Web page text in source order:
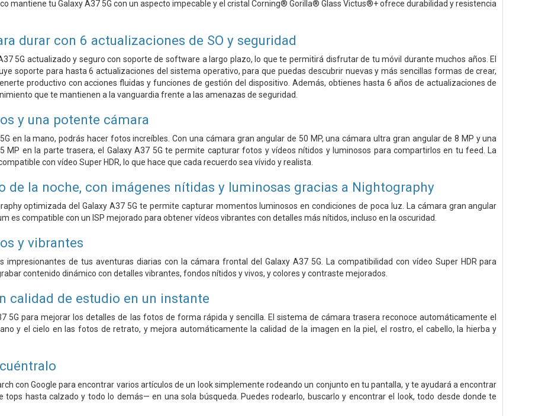
mantiene tu Galaxy A37 5G con un aspecto impecable y el cristal Corning® Gorilla® Glass Victus®+ ofrece durabilidad y resistencia
durar con 6 actualizaciones de SO y seguridad
5G actualizado y seguro con soporte de software a largo plazo, lo que te permitirá disfrutar de tu móvil durante muchos años. El
soporte para hasta 6 actualizaciones del sistema operativo, para que puedas descubrir nuevas y más sencillas formas de crear,
productivo con acciones fluidas y funciones de gestión del dispositivo. Además, obtienes hasta 6 años de actualizaciones de
que te mantienen a la vanguardia frente a las amenazas de seguridad.
y una potente cámara
en la mano, podrás hacer fotos increíbles. Con una cámara gran angular de 50 MP, una cámara ultra gran angular de 8 MP y una
MP en la parte trasera, el Galaxy A37 5G te permite capturar fotos y vídeos nítidos y luminosos para compartirlos en tu feed. La
con vídeo Super HDR, lo que hace que cada recuerdo sea vívido y realista.
de la noche, con imágenes nítidas y luminosas gracias a Nightography
optimizada del Galaxy A37 5G te permite capturar momentos luminosos en condiciones de poca luz. La cámara gran angular
es compatible con un ISP mejorado para obtener vídeos vibrantes con detalles más nítidos, incluso en la oscuridad.
y vibrantes
impresionantes de tus aventuras diarias con la cámara frontal del Galaxy A37 5G. La compatibilidad con vídeo Super HDR para
contenido dinámico con detalles vibrantes, fondos nítidos y vivos, y colores y contraste mejorados.
calidad de estudio en un instante
5G para mejorar los detalles de las fotos de forma rápida y sencilla. El sistema de cámara trasera reconoce automáticamente el
y el cielo en las fotos de retrato, y mejora automáticamente la calidad de la imagen en la piel, el rostro, el cabello, la hierba y
con Google para encontrar varios artículos de un look simplemente rodeando un conjunto en tu pantalla, y te ayudará a encontrar
tops hasta calzado y todo lo demás— en una sola búsqueda. Puedes rodearlo, buscarlo y encontrar el look, todo desde donde te